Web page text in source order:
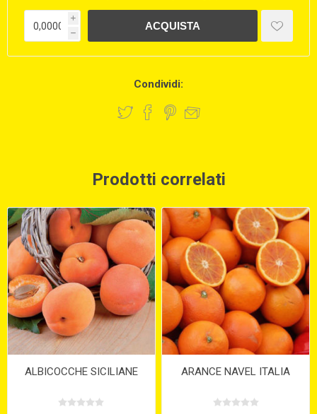
i
h
Condividi:
Prodotti correlati
ALBICOCCHE SICILIANE ARANCE NAVEL ITALIA